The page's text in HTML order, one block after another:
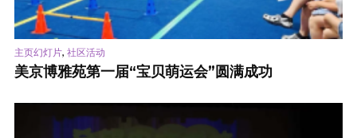
主页幻灯片, 社区活动
美京博雅苑第一届“宝贝萌运会”圆满成功